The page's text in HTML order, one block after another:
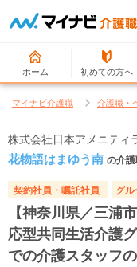
ホーム 初めての方へ
マイナビ介護職 介護職・
株式会社日本アメニティ
花物語はまゆう南 の介
契約社員・嘱託社員 グ
【神奈川県／三浦
応型共同生活介護
での介護スタッフ